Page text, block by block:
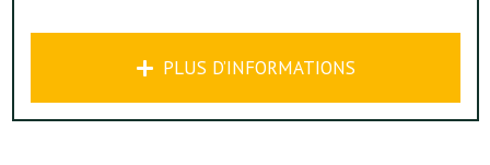
PLUS D’INFORMATIONS